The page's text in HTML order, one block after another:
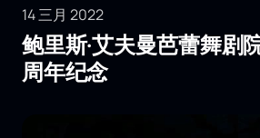
14 三月 2022
鲍里斯·艾夫曼芭蕾舞剧
周年纪念